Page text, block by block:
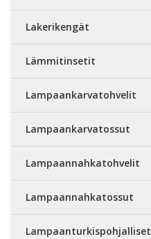
Lakerikengät
Lämmitinsetit
Lampaankarvatohvelit
Lampaankarvatossut
Lampaannahkatohvelit
Lampaannahkatossut
Lampaanturkispohjalliset